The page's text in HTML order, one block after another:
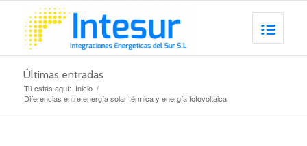
Últimas entradas
Tú estás aquí: Inicio /
Diferencias entre energía solar térmica y energía fotovoltaica